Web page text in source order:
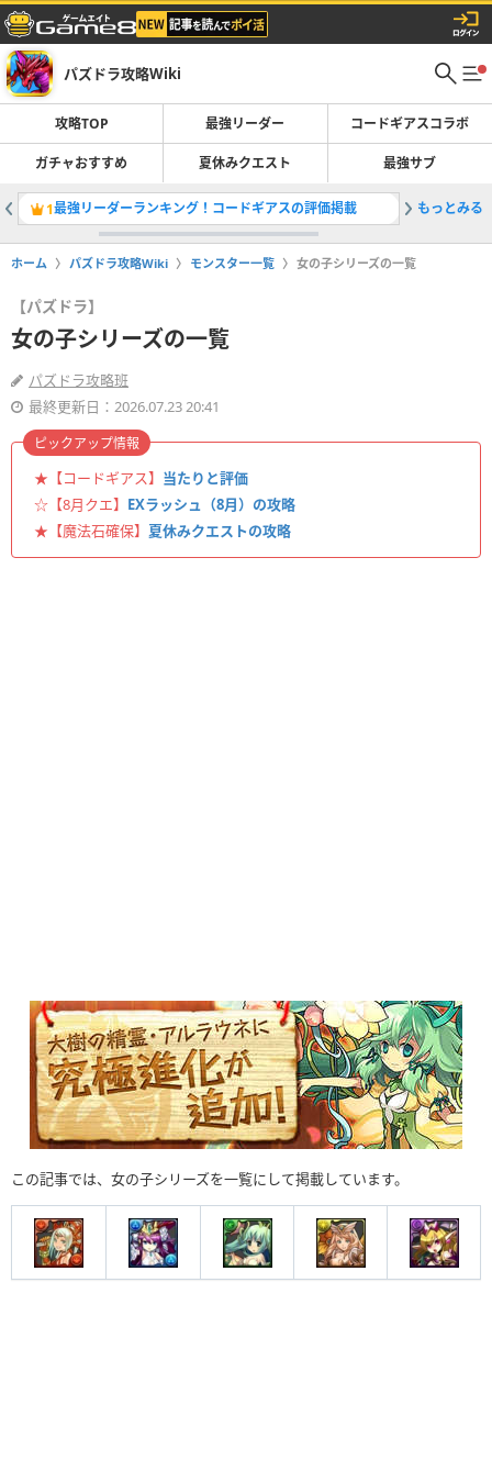
パズドラ攻略Wiki
攻略TOP 最強リーダー コードギアスコラボ
ガチャおすすめ 夏休みクエスト 最強サブ
1最強リーダーランキング！コードギアスの評価掲載 2コード
もっとみる
ホーム パズドラ攻略Wiki モンスター一覧 女の子シリーズの一覧
【パズドラ】
女の子シリーズの一覧
パズドラ攻略班
最終更新日：2026.07.23 20:41
★【コードギアス】 当たりと評価
☆【8月クエ】 EXラッシュ（8月）の攻略
★【魔法石確保】 夏休みクエストの攻略
ピックアップ情報
この記事では、女の子シリーズを一覧にして掲載しています。